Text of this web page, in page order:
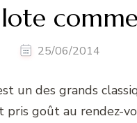
25/06/2014
un des grands
pris goût au rendez-